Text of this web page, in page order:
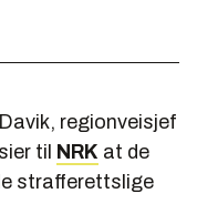
regionveisjef
til NRK at de
strafferettslige